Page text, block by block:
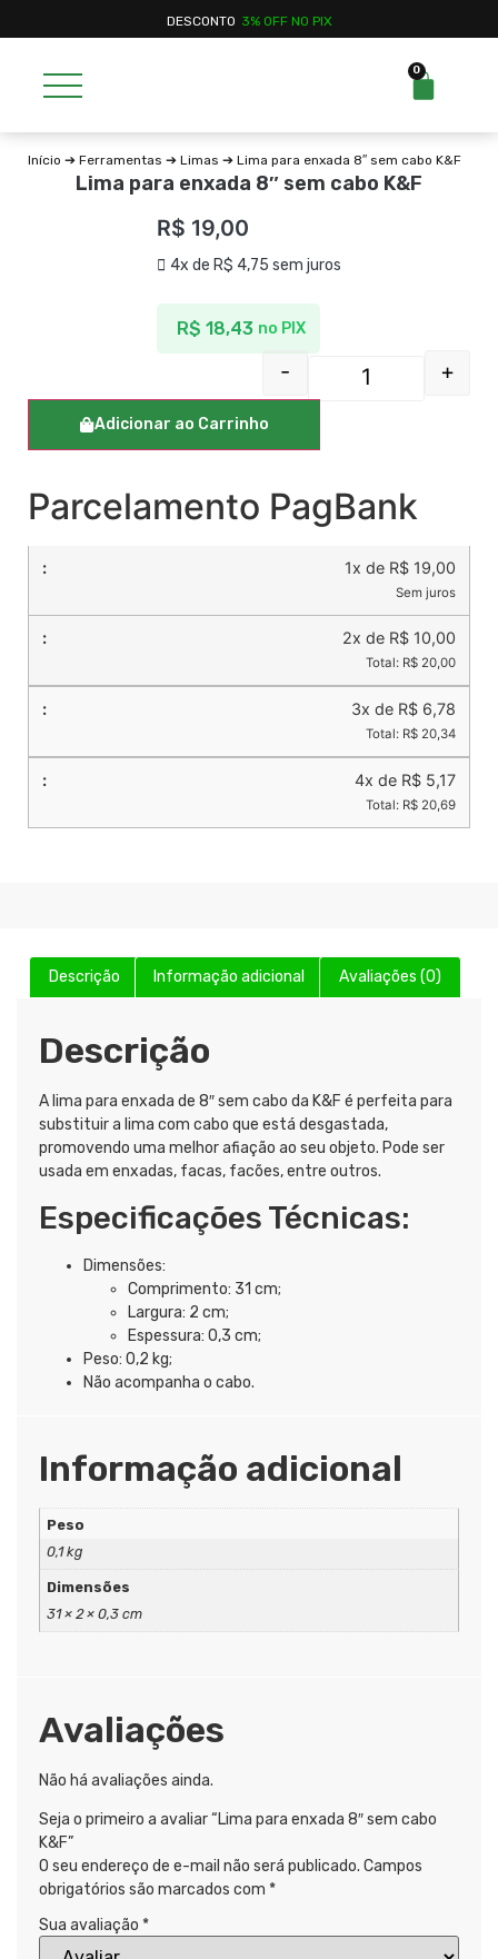
DESCONTO 3% OFF NO PIX
0
Início ➔ Ferramentas ➔ Limas ➔ Lima para enxada 8″ sem cabo K&F
Lima para enxada 8″ sem cabo K&F
R$ 19,00
4x de R$ 4,75 sem juros
R$ 18,43 no PIX
- +
Adicionar ao Carrinho
Parcelamento PagBank
1x de R$ 19,00
Sem juros
2x de R$ 10,00
Total: R$ 20,00
3x de R$ 6,78
Total: R$ 20,34
4x de R$ 5,17
Total: R$ 20,69
Descrição Informação adicional Avaliações (0)
Descrição
A lima para enxada de 8″ sem cabo da K&F é perfeita para
substituir a lima com cabo que está desgastada,
promovendo uma melhor afiação ao seu objeto. Pode ser
usada em enxadas, facas, facões, entre outros.
Especificações Técnicas:
Dimensões:
Comprimento: 31 cm;
Largura: 2 cm;
Espessura: 0,3 cm;
Peso: 0,2 kg;
Não acompanha o cabo.
Informação adicional
Peso
0,1 kg
Dimensões
31 × 2 × 0,3 cm
Avaliações
Não há avaliações ainda.
Seja o primeiro a avaliar “Lima para enxada 8″ sem cabo
K&F”
O seu endereço de e-mail não será publicado. Campos
obrigatórios são marcados com *
Sua avaliação *